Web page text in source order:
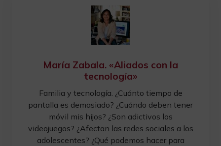
María Zabala. «Aliados con la
tecnología»
Familia y tecnología. ¿Cuánto tiempo de
pantalla es demasiado? ¿Cuándo deben tener
móvil mis hijos? ¿Son adictivos los
videojuegos? ¿Afectan las redes sociales a los
adolescentes? ¿Qué podemos hacer para